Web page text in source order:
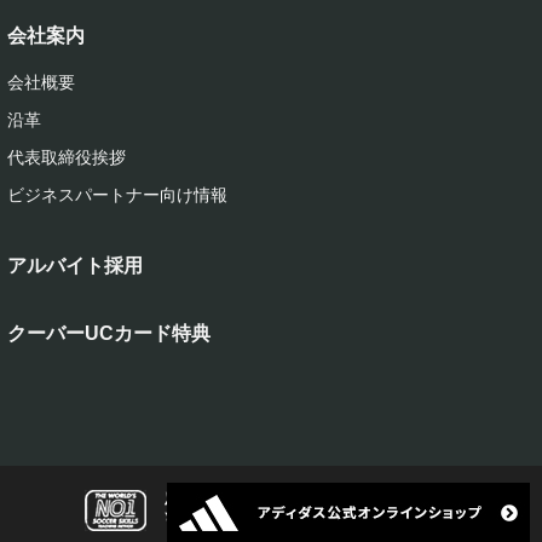
会社案内
会社概要
沿革
代表取締役挨拶
ビジネスパートナー向け情報
アルバイト採用
クーバーUCカード特典